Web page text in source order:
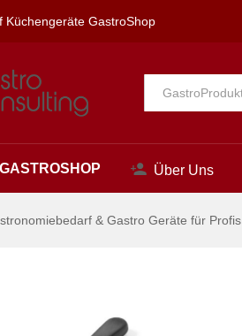
Küchengeräte GastroShop
Alle
GASTROSHOP Über Uns
& Gastro Geräte für Profis
Beschreibung